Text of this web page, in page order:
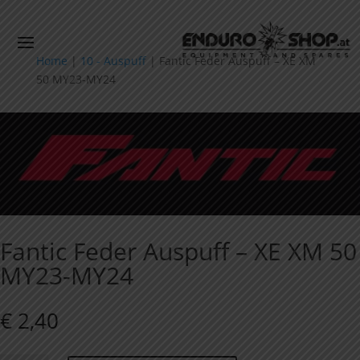
Home | 10 - Auspuff| Fantic Feder Auspuff – XE XM
50 MY23-MY24
Fantic Feder Auspuff – XE XM 50
MY23-MY24
€ 2,40